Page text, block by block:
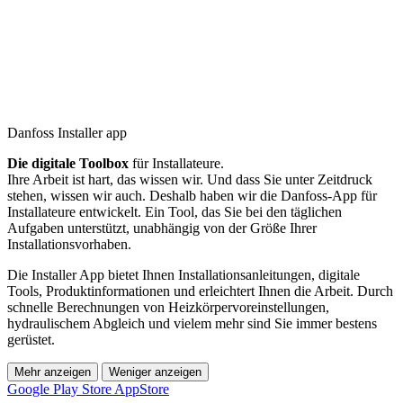
Danfoss Installer app
Die digitale Toolbox für Installateure.
Ihre Arbeit ist hart, das wissen wir. Und dass Sie unter Zeitdruck
stehen, wissen wir auch. Deshalb haben wir die Danfoss-App für
Installateure entwickelt. Ein Tool, das Sie bei den täglichen
Aufgaben unterstützt, unabhängig von der Größe Ihrer
Installationsvorhaben.
Die Installer App bietet Ihnen Installationsanleitungen, digitale
Tools, Produktinformationen und erleichtert Ihnen die Arbeit. Durch
schnelle Berechnungen von Heizkörpervoreinstellungen,
hydraulischem Abgleich und vielem mehr sind Sie immer bestens
gerüstet.
Mehr anzeigen Weniger anzeigen
Google Play Store AppStore